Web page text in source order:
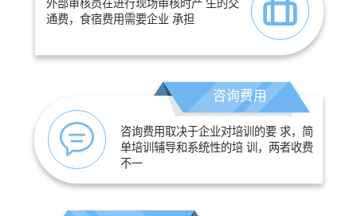
外部审核员在进行现场审核时产 生的交
通费，食宿费用需要企业 承担
咨询费用
咨询费用取决于企业对培训的要 求，简
单培训辅导和系统性的培 训，两者收费
不一